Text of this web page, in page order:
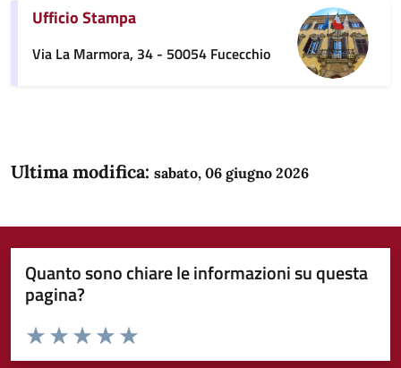
Ufficio Stampa
Via La Marmora, 34 - 50054 Fucecchio
Ultima modifica: sabato, 06 giugno 2026
Quanto sono chiare le informazioni su questa
pagina?
Domanda
Valuta da 1 a 5 stelle la pagina
Valuta 5 stelle su 5
Valuta 4 stelle su 5
Valuta 3 stelle su 5
Valuta 2 stelle su 5
Valuta 1 stelle su 5